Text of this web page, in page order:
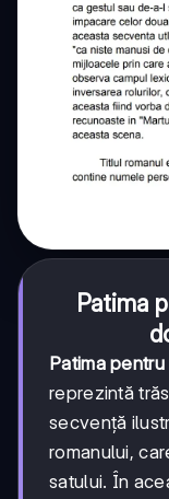
Patima
Patima
reprezintă
secvență
romanului,
satului. În